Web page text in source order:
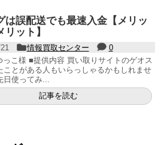
は誤配送でも最速入金【メリッ
リット】
情報買取センター
0
っこ様 ■提供内容 買い取りサイトのゲオス
ことがある人もいらっしゃるかもしれませ
日使ってみ...
記事を読む